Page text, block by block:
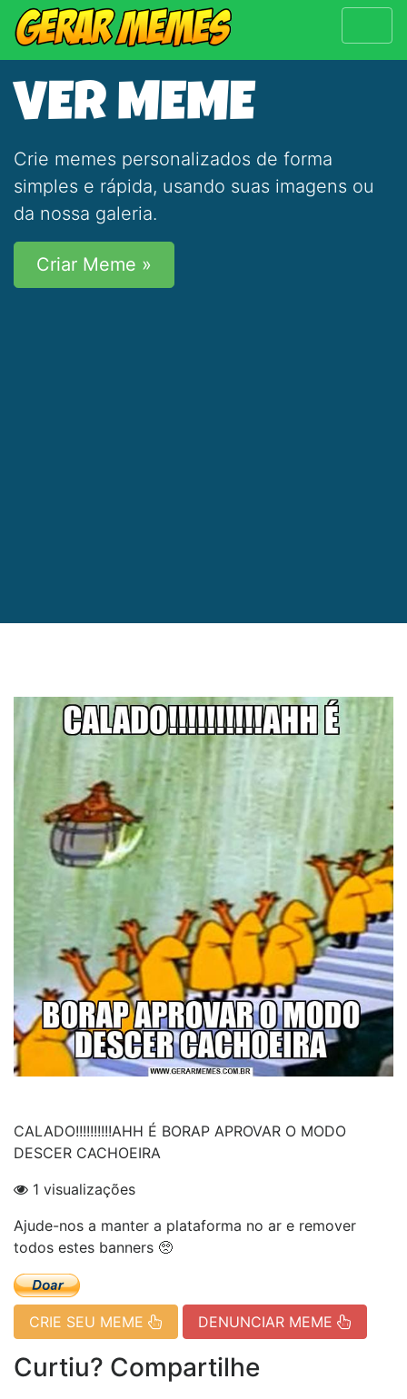
VER MEME
Crie memes personalizados de forma
simples e rápida, usando suas imagens ou
da nossa galeria.
Criar Meme »
CALADO!!!!!!!!!!AHH É BORAP APROVAR O MODO
DESCER CACHOEIRA
1 visualizações
Ajude-nos a manter a plataforma no ar e remover
todos estes banners 🥺
CRIE SEU MEME DENUNCIAR MEME
Curtiu? Compartilhe